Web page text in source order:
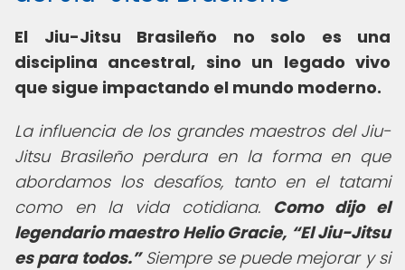
El Jiu-Jitsu Brasileño no solo es una
disciplina ancestral, sino un legado vivo
que sigue impactando el mundo moderno.
La influencia de los grandes maestros del Jiu-
Jitsu Brasileño perdura en la forma en que
abordamos los desafíos, tanto en el tatami
como en la vida cotidiana. Como dijo el
legendario maestro Helio Gracie, El Jiu-Jitsu
es para todos. Siempre se puede mejorar y si